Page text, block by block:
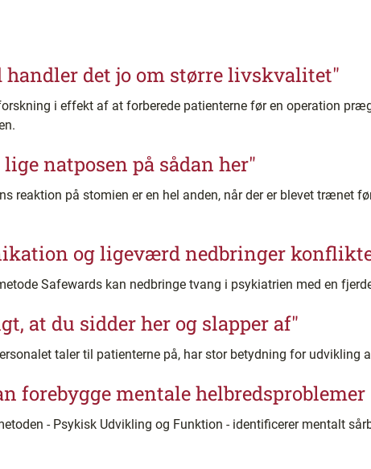
handler det jo om større livskvalitet"
i effekt af at forberede patienterne før en operation
natposen på sådan her"
reaktion på stomien er en hel anden, når der er blevet trænet
og ligeværd nedbringer
Safewards kan nedbringe tvang i psykiatrien med en
at du sidder her og slapper af"
taler til patienterne på, har stor betydning for udvikling
forebygge mentale helbredsproblemer
- Psykisk Udvikling og Funktion - identificerer mentalt